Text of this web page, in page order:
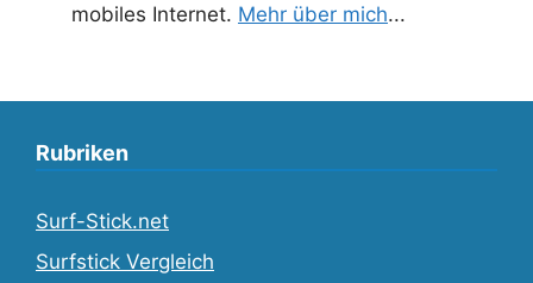
mobiles Internet. Mehr über mich...
Rubriken
Surf-Stick.net
Surfstick Vergleich